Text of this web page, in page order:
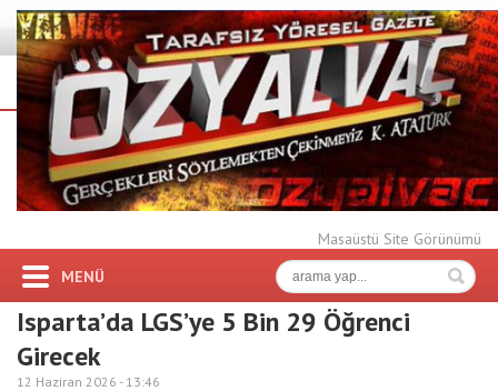
Masaüstü Site Görünümü
MENÜ
Isparta’da LGS’ye 5 Bin 29 Öğrenci
Girecek
12 Haziran 2026 - 13:46